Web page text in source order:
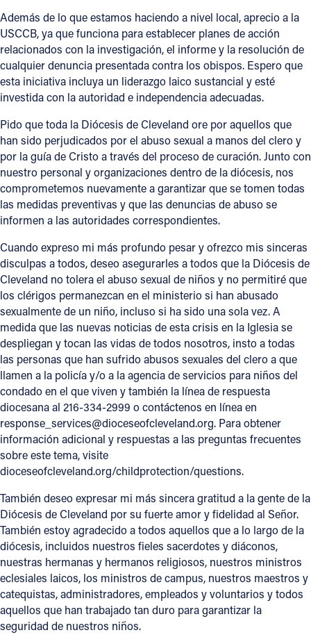
Además de lo que estamos haciendo a nivel local, aprecio a la
USCCB, ya que funciona para establecer planes de acción
relacionados con la investigación, el informe y la resolución de
cualquier denuncia presentada contra los obispos. Espero que
esta iniciativa incluya un liderazgo laico sustancial y esté
investida con la autoridad e independencia adecuadas.
Pido que toda la Diócesis de Cleveland ore por aquellos que
han sido perjudicados por el abuso sexual a manos del clero y
por la guía de Cristo a través del proceso de curación. Junto con
nuestro personal y organizaciones dentro de la diócesis, nos
comprometemos nuevamente a garantizar que se tomen todas
las medidas preventivas y que las denuncias de abuso se
informen a las autoridades correspondientes.
Cuando expreso mi más profundo pesar y ofrezco mis sinceras
disculpas a todos, deseo asegurarles a todos que la Diócesis de
Cleveland no tolera el abuso sexual de niños y no permitiré que
los clérigos permanezcan en el ministerio si han abusado
sexualmente de un niño, incluso si ha sido una sola vez. A
medida que las nuevas noticias de esta crisis en la Iglesia se
despliegan y tocan las vidas de todos nosotros, insto a todas
las personas que han sufrido abusos sexuales del clero a que
llamen a la policía y/o a la agencia de servicios para niños del
condado en el que viven y también la línea de respuesta
diocesana al 216-334-2999 o contáctenos en línea en
response_services@dioceseofcleveland.org. Para obtener
información adicional y respuestas a las preguntas frecuentes
sobre este tema, visite
dioceseofcleveland.org/childprotection/questions.
También deseo expresar mi más sincera gratitud a la gente de la
Diócesis de Cleveland por su fuerte amor y fidelidad al Señor.
También estoy agradecido a todos aquellos que a lo largo de la
diócesis, incluidos nuestros fieles sacerdotes y diáconos,
nuestras hermanas y hermanos religiosos, nuestros ministros
eclesiales laicos, los ministros de campus, nuestros maestros y
catequistas, administradores, empleados y voluntarios y todos
aquellos que han trabajado tan duro para garantizar la
seguridad de nuestros niños.